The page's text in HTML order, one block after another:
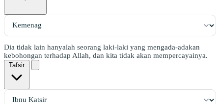
Dia tidak lain hanyalah seorang laki-laki yang mengada-adakan
kebohongan terhadap Allah, dan kita tidak akan mempercayainya.
Tafsir